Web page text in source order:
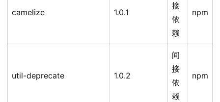
camelize 1.0.1
接
依
赖
npm
util-deprecate 1.0.2
间
接
依
赖
npm